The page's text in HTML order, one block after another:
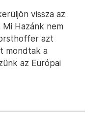
vissza az
Mi Hazánk nem
azt
mondtak a
az Európai